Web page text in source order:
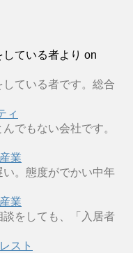
ている者より on
ている者です。総合
ィ
でもない会社です。
業
。態度がでかい中年
業
をしても、「入居者
スト